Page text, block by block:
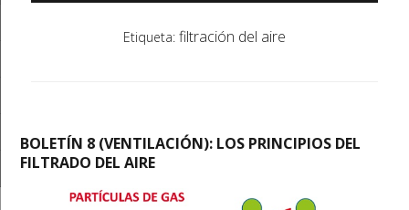
Etiqueta: filtración del aire
BOLETÍN 8 (VENTILACIÓN): LOS PRINCIPIOS DEL
FILTRADO DEL AIRE